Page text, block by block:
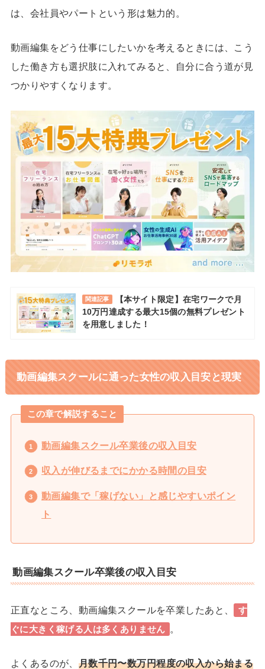
は、会社員やパートという形は魅力的。
動画編集をどう仕事にしたいかを考えるときには、こう
した働き方も選択肢に入れてみると、自分に合う道が見
つかりやすくなります。
関連記事
【本サイト限定】在宅ワークで月
10万円達成する最大15個の無料プレゼント
を用意しました！
動画編集スクールに通った女性の収入目安と現実
この章で解説すること
動画編集スクール卒業後の収入目安
収入が伸びるまでにかかる時間の目安
動画編集で「稼げない」と感じやすいポイン
ト
動画編集スクール卒業後の収入目安
正直なところ、動画編集スクールを卒業したあと、
す
ぐに大きく稼げる人は多くありません
よくあるのが、 月数千円〜数万円程度の収入から始まる